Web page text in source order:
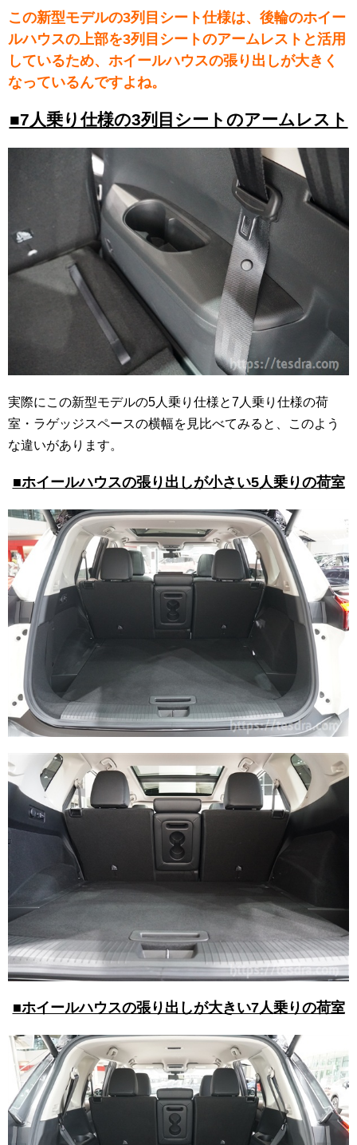
この新型モデルの3列目シート仕様は、後輪のホイー
ルハウスの上部を3列目シートのアームレストと活用
しているため、ホイールハウスの張り出しが大きく
なっているんですよね。
■7人乗り仕様の3列目シートのアームレスト
実際にこの新型モデルの5人乗り仕様と7人乗り仕様の荷
室・ラゲッジスペースの横幅を見比べてみると、このよう
な違いがあります。
■ホイールハウスの張り出しが小さい5人乗りの荷室
■ホイールハウスの張り出しが大きい7人乗りの荷室